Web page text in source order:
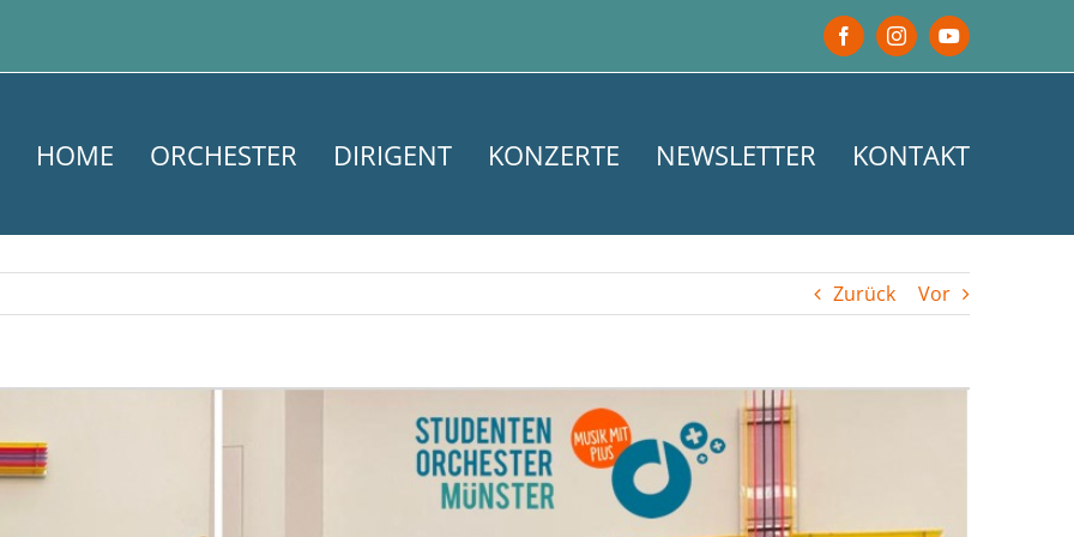
FacebookInstagramYouTube
HOME ORCHESTER DIRIGENT KONZERTE NEWSLETTER KONTAKT
Zurück Vor